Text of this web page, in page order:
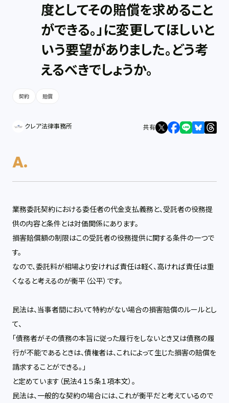
度としてその賠償を求めること
ができる。」に変更してほしいと
いう要望がありました。どう考
えるべきでしょうか。
契約 賠償
クレア法律事務所 共有
業務委託契約における委任者の代金支払義務と、受託者の役務提
供の内容と条件とは対価関係にあります。
損害賠償額の制限はこの受託者の役務提供に関する条件の一つで
す。
なので、委託料が相場より安ければ責任は軽く、高ければ責任は重
くなると考えるのが衡平（公平）です。
民法は、当事者間において特約がない場合の損害賠償のルールとし
て、
「債務者がその債務の本旨に従った履行をしないとき又は債務の履
行が不能であるときは、債権者は、これによって生じた損害の賠償を
請求することができる。」
と定めています（民法４１５条１項本文）。
民法は、一般的な契約の場合には、これが衡平だと考えているので